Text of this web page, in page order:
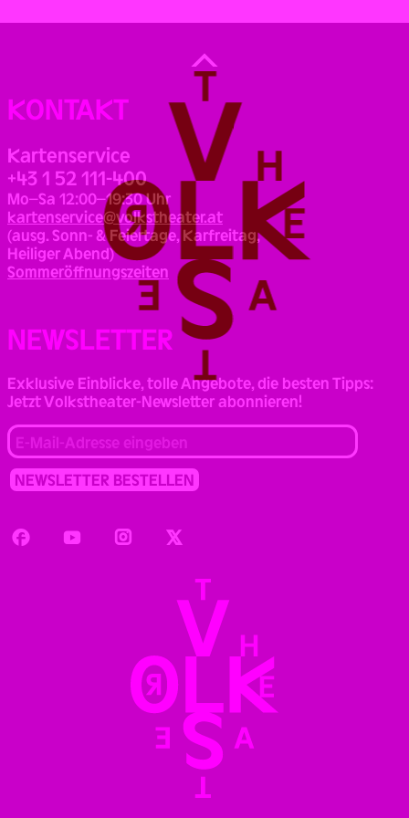
Back
to
KONTAKT
Kartenservice
+43 1 52 111-400
Mo–Sa 12:00–19:30 Uhr
kartenservice@volkstheater.at
(ausg. Sonn- & Feiertage, Karfreitag,
Heiliger Abend)
Sommeröffnungszeiten
NEWSLETTER
Exklusive Einblicke, tolle Angebote, die besten Tipps:
Jetzt Volkstheater-Newsletter abonnieren!
Facebook Youtube InstagramTwitter